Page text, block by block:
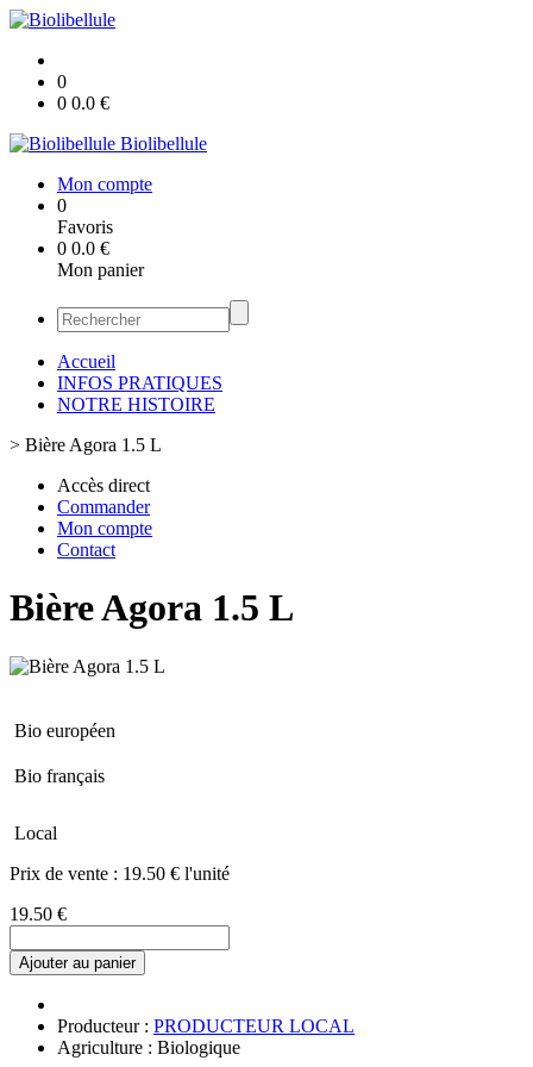
0
0 0.0 €
Biolibellule
Mon compte
0
Favoris
0 0.0 €
Mon panier
Accueil
INFOS PRATIQUES
NOTRE HISTOIRE
> Bière Agora 1.5 L
Accès direct
Commander
Mon compte
Contact
Bière Agora 1.5 L
Bio européen
Bio français
Local
Prix de vente : 19.50 € l'unité
19.50 €
Ajouter au panier
Producteur : PRODUCTEUR LOCAL
Agriculture : Biologique